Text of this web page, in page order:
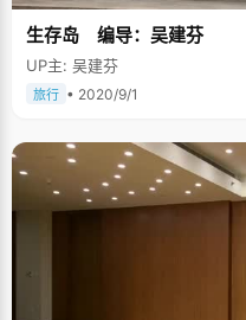
生存岛 编导：吴建芬
UP主: 吴建芬
旅行 • 2020/9/1